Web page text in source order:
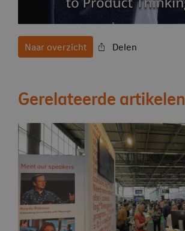
Naar overzicht Delen
Gerelateerde artikelen